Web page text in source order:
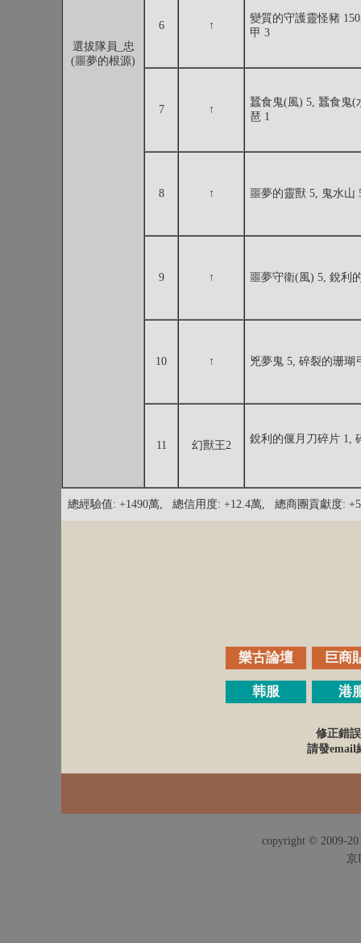
選拔隊員_忠
(噩夢的根源)
6 ↑
變質的守護靈怪豬
甲 3
7 ↑
蠶食鬼(風) 5, 蠶食鬼(
琶 1
8 ↑ 噩夢的靈獸 5, 鬼水山
9 ↑ 噩夢守衛(風) 5, 銳利
10 ↑ 兇夢鬼 5, 碎裂的珊瑚
11 幻獸王2
銳利的偃月刀碎片 1,
總經驗值: +1490萬, 總信用度: +12.4萬, 總商團貢獻度:
樂古論壇 巨商
韩服 港
修正錯
請發email
copyright © 2009-
京